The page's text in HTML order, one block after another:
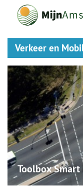
Verkeer en
Toolbox